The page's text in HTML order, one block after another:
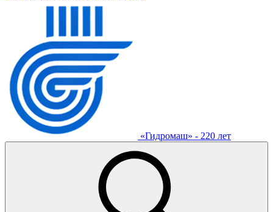
«Гидромаш» - 220 лет